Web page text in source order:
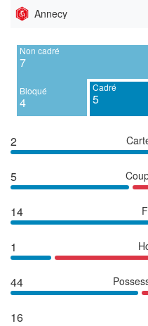
Annecy
Non cadré
7
Bloqué
4
Cadré
5
2
5
14
1
44
16